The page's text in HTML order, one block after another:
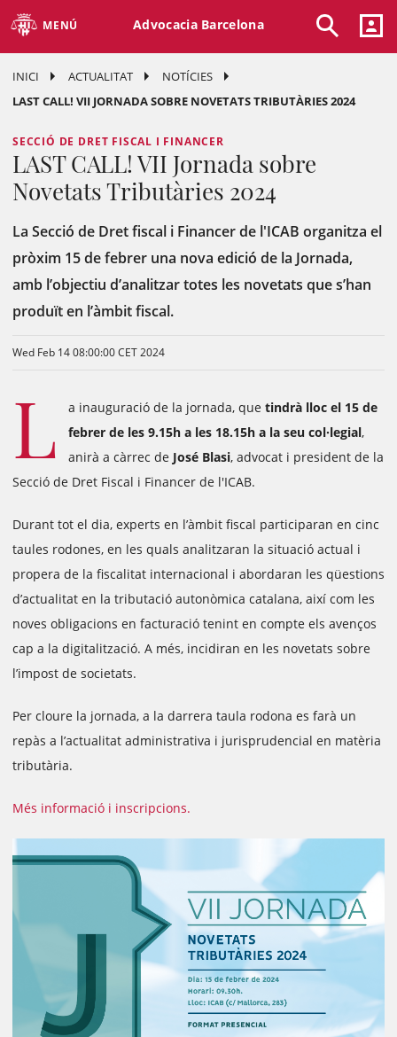
MENÚ Advocacia Barcelona
INICI ACTUALITAT
NOTÍCIES
LAST CALL! VII JORNADA SOBRE NOVETATS TRIBUTÀRIES 2024
SECCIÓ DE DRET FISCAL I FINANCER
LAST CALL! VII Jornada sobre
Novetats Tributàries 2024
La Secció de Dret fiscal i Financer de l'ICAB organitza el
pròxim 15 de febrer una nova edició de la Jornada,
amb l’objectiu d’analitzar totes les novetats que s’han
produït en l’àmbit fiscal.
Wed Feb 14 08:00:00 CET 2024
L a inauguració de la jornada, que tindrà lloc el 15 de
febrer de les 9.15h a les 18.15h a la seu col·legial,
anirà a càrrec de José Blasi, advocat i president de la
Secció de Dret Fiscal i Financer de l'ICAB.
Durant tot el dia, experts en l’àmbit fiscal participaran en cinc
taules rodones, en les quals analitzaran la situació actual i
propera de la fiscalitat internacional i abordaran les qüestions
d’actualitat en la tributació autonòmica catalana, així com les
noves obligacions en facturació tenint en compte els avenços
cap a la digitalització. A més, incidiran en les novetats sobre
l’impost de societats.
Per cloure la jornada, a la darrera taula rodona es farà un
repàs a l’actualitat administrativa i jurisprudencial en matèria
tributària.
Més informació i inscripcions.